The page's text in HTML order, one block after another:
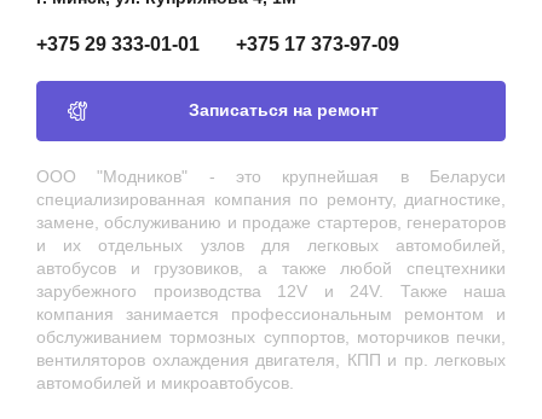
+375 29 333-01-01 +375 17 373-97-09
Записаться на ремонт
ООО "Модников" - это крупнейшая в Беларуси
специализированная компания по ремонту, диагностике,
замене, обслуживанию и продаже стартеров, генераторов
и их отдельных узлов для легковых автомобилей,
автобусов и грузовиков, а также любой спецтехники
зарубежного производства 12V и 24V. Также наша
компания занимается профессиональным ремонтом и
обслуживанием тормозных суппортов, моторчиков печки,
вентиляторов охлаждения двигателя, КПП и пр. легковых
автомобилей и микроавтобусов.